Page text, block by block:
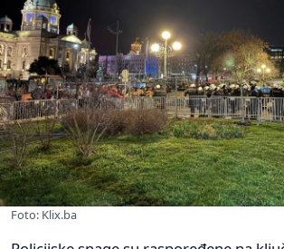
Foto: Klix.ba